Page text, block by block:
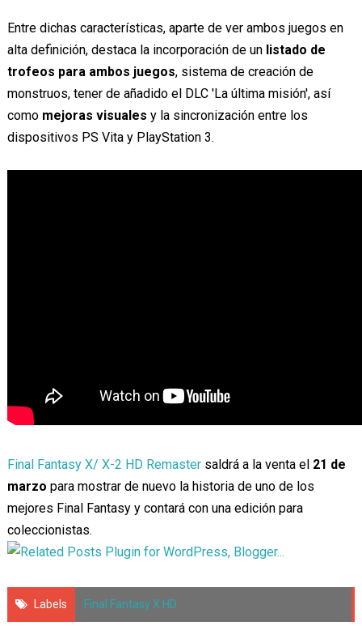
Entre dichas características, aparte de ver ambos juegos en
alta definición, destaca la incorporación de un listado de
trofeos para ambos juegos, sistema de creación de
monstruos, tener de añadido el DLC 'La última misión', así
como mejoras visuales y la sincronización entre los
dispositivos PS Vita y PlayStation 3.
Final Fantasy X/ X-2 HD Remastersaldrá a la venta el 21 de
marzo para mostrar de nuevo la historia de uno de los
mejores Final Fantasy y contará con una edición para
coleccionistas.
Labels Final Fantasy X HD